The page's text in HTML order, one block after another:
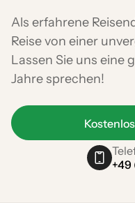
Als erfahrene
Reise von einer
Lassen Sie uns eine
Jahre sprechen!
+49